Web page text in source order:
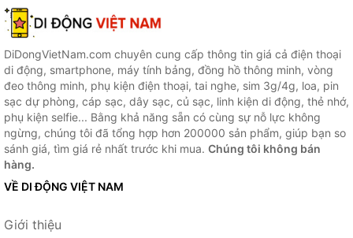
DiDongVietNam.com chuyên cung cấp thông tin giá cả điện thoại
di động, smartphone, máy tính bảng, đồng hồ thông minh, vòng
đeo thông minh, phụ kiện điện thoại, tai nghe, sim 3g/4g, loa, pin
sạc dự phòng, cáp sạc, dây sạc, củ sạc, linh kiện di động, thẻ nhớ,
phụ kiện selfie... Bằng khả năng sẵn có cùng sự nỗ lực không
ngừng, chúng tôi đã tổng hợp hơn 200000 sản phẩm, giúp bạn so
sánh giá, tìm giá rẻ nhất trước khi mua. Chúng tôi không bán
hàng.
VỀ DI ĐỘNG VIỆT NAM
Giới thiệu